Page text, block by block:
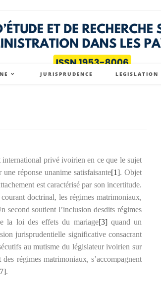
JURISPRUDENCE LEGISLATION
privé ivoirien en ce que le sujet
réponse unanime satisfaisante[1]. Objet
est caractérisé par son incertitude.
doctrinal, les régimes matrimoniaux,
second soutient l’inclusion desdits régimes
la loi des effets du mariage[3]quand un
jurisprudentielle significative consacrant
au mutisme du législateur ivoirien sur
régimes matrimoniaux, s’accompagnent
.